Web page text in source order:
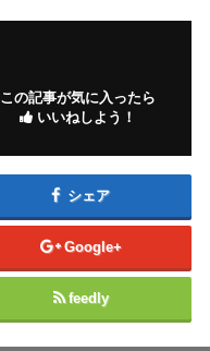
この記事が気に入ったら
いいねしよう！
シェア
Google+
feedly